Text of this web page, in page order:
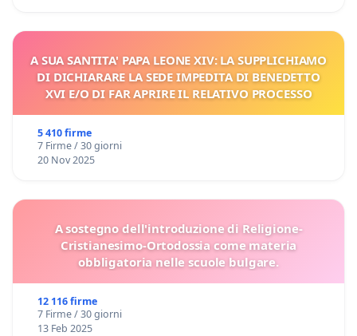
A SUA SANTITA' PAPA LEONE XIV: LA SUPPLICHIAMO
DI DICHIARARE LA SEDE IMPEDITA DI BENEDETTO
XVI E/O DI FAR APRIRE IL RELATIVO PROCESSO
5 410 firme
7 Firme / 30 giorni
20 Nov 2025
A sostegno dell'introduzione di Religione-
Cristianesimo-Ortodossia come materia
obbligatoria nelle scuole bulgare.
12 116 firme
7 Firme / 30 giorni
13 Feb 2025